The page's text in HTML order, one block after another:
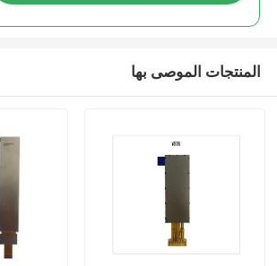
المنتجات الموصى بها